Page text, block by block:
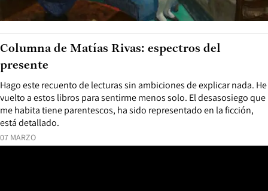
07 MARZO
Hago este recuento de lecturas sin ambiciones de explicar nada. He
vuelto a estos libros para sentirme menos solo. El desasosiego que
me habita tiene parentescos, ha sido representado en la ficción,
está detallado.
Columna de Matías Rivas: espectros del
presente